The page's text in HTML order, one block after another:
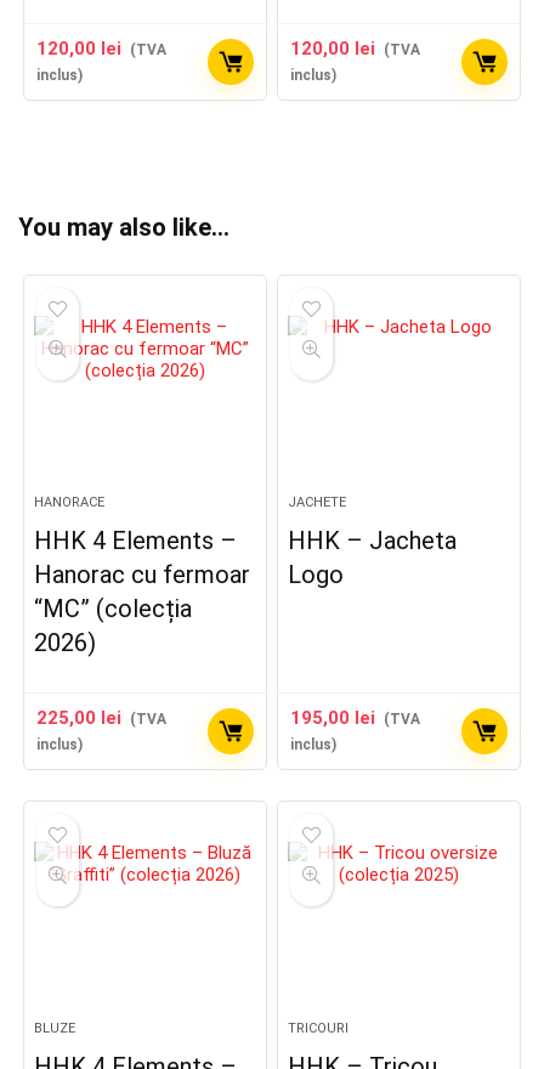
120,00 lei
(TVA
inclus)
120,00 lei
(TVA
inclus)
You may also like…
HANORACE
HHK 4 Elements –
Hanorac cu fermoar
“MC” (colecția
2026)
225,00 lei
(TVA
inclus)
JACHETE
HHK – Jacheta
Logo
195,00 lei
(TVA
inclus)
BLUZE TRICOURI